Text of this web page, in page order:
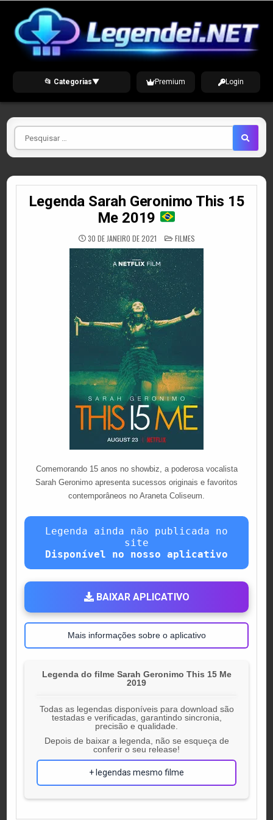
content
📂 Categorias▼ Premium Login
Pesquisar
por
Legenda Sarah Geronimo This 15
Me 2019
30 DE JANEIRO DE 2021 POSTED
IN
FILMES
Comemorando 15 anos no showbiz, a poderosa vocalista
Sarah Geronimo apresenta sucessos originais e favoritos
contemporâneos no Araneta Coliseum.
Legenda ainda não publicada no
site
Disponível no nosso aplicativo
BAIXAR APLICATIVO
Mais informações sobre o aplicativo
Legenda do filme Sarah Geronimo This 15 Me
2019
Todas as legendas disponíveis para download são
testadas e verificadas, garantindo sincronia,
precisão e qualidade.
Depois de baixar a legenda, não se esqueça de
conferir o seu release!
+ legendas mesmo filme